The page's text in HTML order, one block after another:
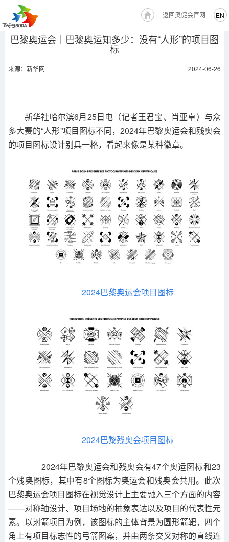
EN
返回奥促会官网
巴黎奥运会｜巴黎奥运知多少：没有“人形”的项目图
标
来源：新华网 2024-06-26
新华社哈尔滨6月25日电（记者王君宝、肖亚卓）与众
多大赛的“人形”项目图标不同，2024年巴黎奥运会和残奥会
的项目图标设计别具一格，看起来像是某种徽章。
2024巴黎奥运会项目图标
2024巴黎残奥会项目图标
2024年巴黎奥运会和残奥会有47个奥运图标和23
个残奥图标，其中有8个图标为奥运会和残奥会共用。此次
巴黎奥运会项目图标在视觉设计上主要融入三个方面的内容
——对称轴设计、项目场地的抽象表达以及项目的代表性元
素。以射箭项目为例，该图标的主体背景为圆形箭靶，四个
角上有项目标志性的弓箭图案，并由两条交叉对称的直线连